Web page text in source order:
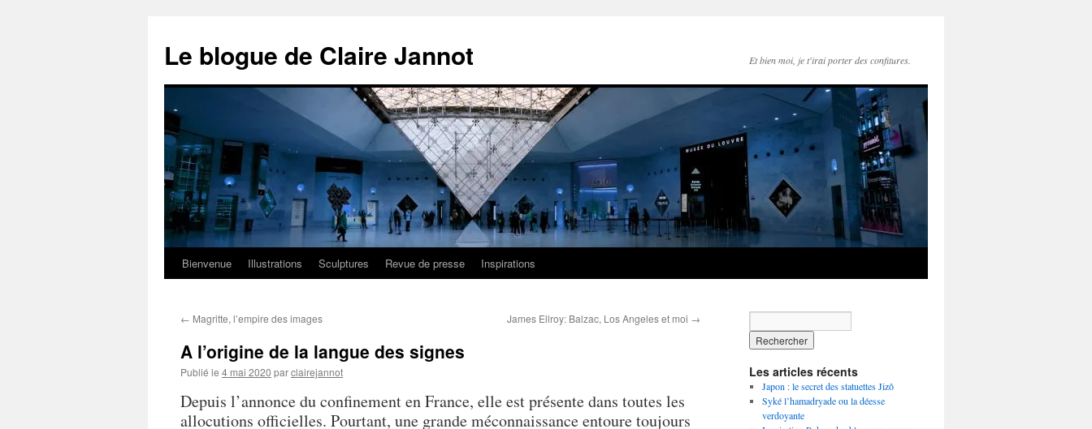
contenu
Le blogue de Claire Jannot Et bien moi, je t'irai porter des confitures.
Bienvenue Illustrations Sculptures Revue de presse Inspirations
← Magritte, l’empire des images James Ellroy: Balzac, Los Angeles et moi →
A l’origine de la langue des signes
Publié le 4 mai 2020 parclairejannot
Depuis l’annonce du confinement en France, elle est présente dans toutes les
allocutions officielles. Pourtant, une grande méconnaissance entoure toujours
Les articles récents
Japon : le secret des statuettes Jizô
Syké l’hamadryade ou la déesse
verdoyante